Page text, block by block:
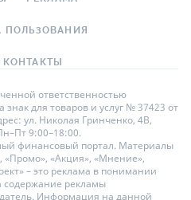
ПОЛЬЗОВАНИЯ
КОНТАКТЫ
ответственностью
для товаров и услуг № 37423 от
ул. Николая Гринченко, 4В,
9:00–18:00.
финансовый портал. Материалы
«Промо», «Акция», «Мнение»,
– это реклама в понимании
содержание рекламы
Информация на данной